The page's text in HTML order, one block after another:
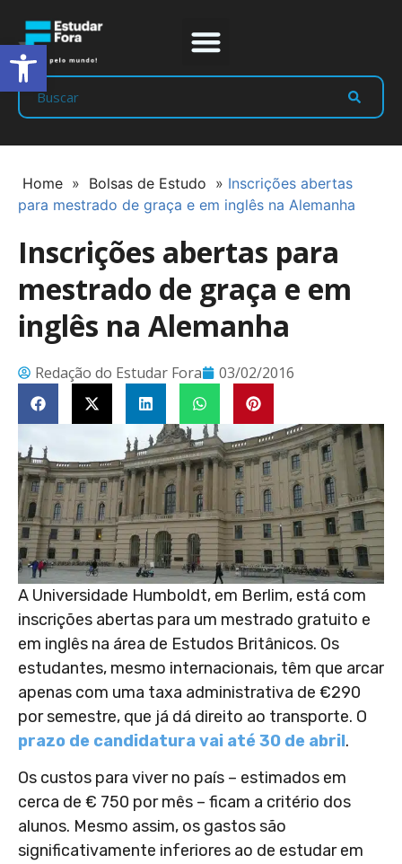
Home » Bolsas de Estudo » Inscrições abertas
para mestrado de graça e em inglês na Alemanha
Inscrições abertas para
mestrado de graça e em
inglês na Alemanha
Redação do Estudar Fora 03/02/2016
A Universidade Humboldt, em Berlim, está com
inscrições abertas para um mestrado gratuito e
em inglês na área de Estudos Britânicos. Os
estudantes, mesmo internacionais, têm que arcar
apenas com uma taxa administrativa de €290
por semestre, que já dá direito ao transporte. O
prazo de candidatura vai até 30 de abril.
Os custos para viver no país – estimados em
cerca de € 750 por mês – ficam a critério dos
alunos. Mesmo assim, os gastos são
significativamente inferiores ao de estudar em
Abrir a barra de ferramentas